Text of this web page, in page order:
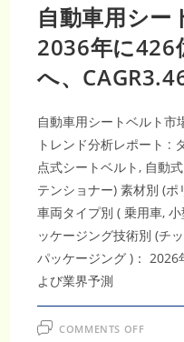
リ
テ
ィ
市
場
2035
年
6000
万
米
ド
ル
規
模
予
想、
で
ま
ク
ウ
自動車用シー
2036年に426
へ、
自動車用シートベルト市
トレンド分析レポート :
点式シートベルト, 自動
テンショナー) 素材別 (
車両タイプ別 ( 乗用車,
ッケージング技術別 (チ
パッケージング )：
よび業界予測
COMMENTS OFFON